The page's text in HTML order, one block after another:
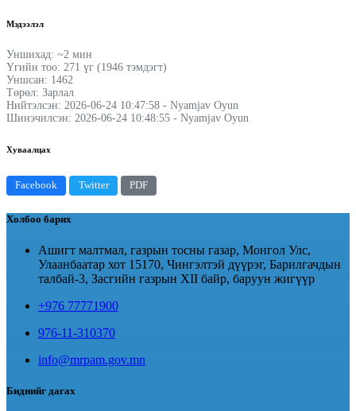
Мэдээлэл
Уншихад: ~2 мин
Үгийн тоо: 271 үг (1946 тэмдэгт)
Уншсан: 1462
Төрөл: Зарлал
Нийтэлсэн: 2026-06-24 10:47:58 - Nyamjav Oyun
Шинэчилсэн: 2026-06-24 10:48:55 - Nyamjav Oyun
Хуваалцах
Facebook Twitter PDF
Холбоо барих
Ашигт малтмал, газрын тосны газар, Монгол Улс,
Улаанбаатар хот 15170, Чингэлтэй дүүрэг, Барилгачдын
талбай-3, Засгийн газрын XII байр, баруун жигүүр
+976 77771900
976-11-310370
info@mrpam.gov.mn
Биднийг дагах